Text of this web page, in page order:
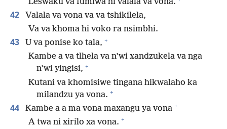
42
Valala va vona va va tshikilela,
Va va khoma hi voko ra nsimbhi.
43 U va ponise ko tala, +
Kambe a va tlhela va n’wi xandzukela va nga
n’wi yingisi, +
Kutani va khomisiwe tingana hikwalaho ka
milandzu ya vona. +
44 Kambe a a ma vona maxangu ya vona +
A twa ni xirilo xa vona. +